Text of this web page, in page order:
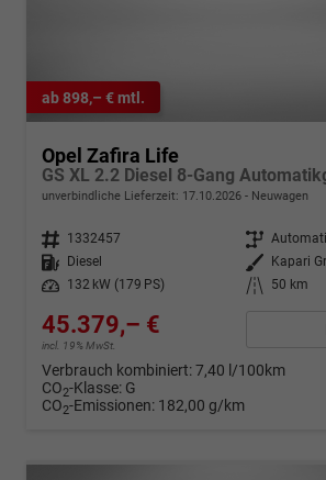
ab 898,– € mtl.
Opel Zafira Life
GS XL 2.2 Diesel 8-Gang
unverbindliche Lieferzeit: 17.10.2026 Neuwagen
Fahrzeugnr. 1332457 Getriebe
Kraftstoff
Diesel Außenfarbe
Kapari
Leistung
132 kW (179 PS) Kilometerstand 50 km
45.379,– €
incl. 19% MwSt.
Verbrauch kombiniert:7,40 l/100km
CO2-Klasse: G
CO2-Emissionen: 182,00 g/km